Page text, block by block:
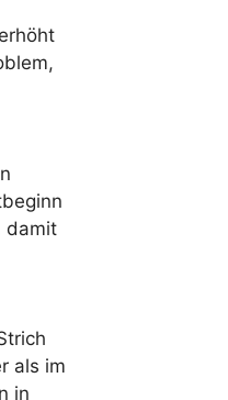
damit
als im
in